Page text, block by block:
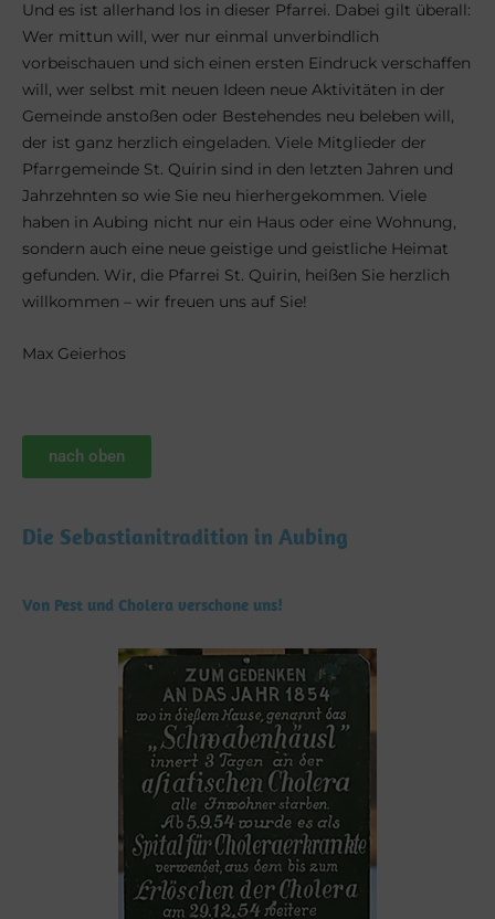
Und es ist allerhand los in dieser Pfarrei. Dabei gilt überall:
Wer mittun will, wer nur einmal unverbindlich
vorbeischauen und sich einen ersten Eindruck verschaffen
will, wer selbst mit neuen Ideen neue Aktivitäten in der
Gemeinde anstoßen oder Bestehendes neu beleben will,
der ist ganz herzlich eingeladen. Viele Mitglieder der
Pfarrgemeinde St. Quirin sind in den letzten Jahren und
Jahrzehnten so wie Sie neu hierhergekommen. Viele
haben in Aubing nicht nur ein Haus oder eine Wohnung,
sondern auch eine neue geistige und geistliche Heimat
gefunden. Wir, die Pfarrei St. Quirin, heißen Sie herzlich
willkommen – wir freuen uns auf Sie!
Max Geierhos
nach oben
Die Sebastianitradition in Aubing
Von Pest und Cholera verschone uns!